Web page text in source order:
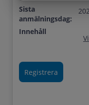
Sista
anmälningsdag:
Innehåll